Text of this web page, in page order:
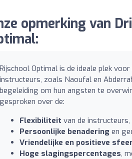
opmerking van
Rijschool Optimal is de ideale plek
instructeurs, zoals Naoufal en
begeleiding om hun angsten te
gesproken over de:
Flexibiliteit van de
Persoonlijke benadering en
Vriendelijke en positieve sfeer
Hoge slagingspercentages,